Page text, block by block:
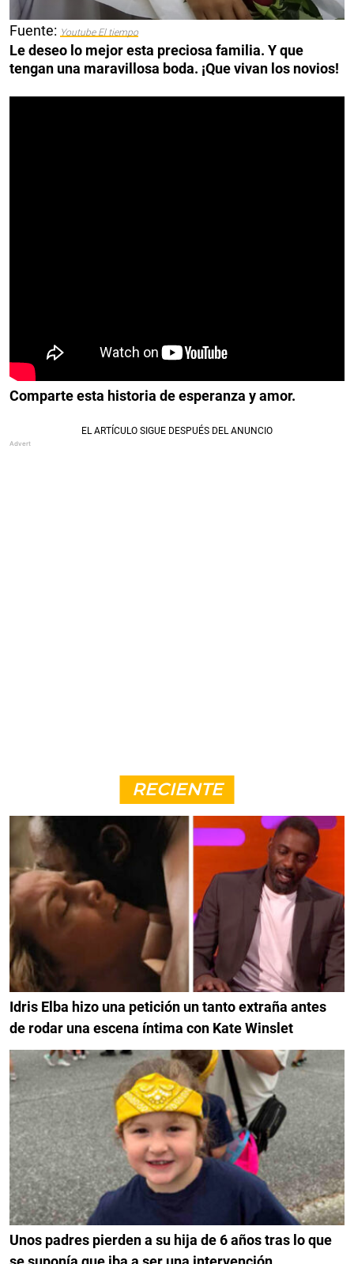
Fuente: Youtube El tiempo
Le deseo lo mejor esta preciosa familia. Y que
tengan una maravillosa boda. ¡Que vivan los novios!
Comparte esta historia de esperanza y amor.
RECIENTE
Idris Elba hizo una petición un tanto extraña antes
de rodar una escena íntima con Kate Winslet
Unos padres pierden a su hija de 6 años tras lo que